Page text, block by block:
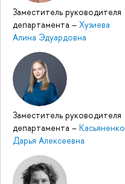
Заместитель руководителя
департамента – Хузиева
Алина Эдуардовна
Заместитель руководителя
департамента – Касьяненко
Дарья Алексеевна